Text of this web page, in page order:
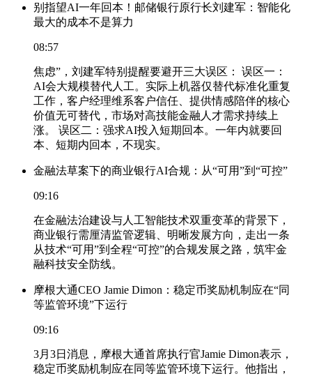
别指望AI一年回本！邮储银行原行长刘建军：智能化
最大的成本不是算力
08:57
焦虑”，刘建军特别提醒要避开三大误区： 误区一：
AI会大规模替代人工。实际上机器仅替代标准化重复
工作，客户经理维系客户信任、提供情感陪伴的核心
价值无可替代，市场对高技能金融人才需求持续上
涨。 误区二：强求AI投入短期回本。一年内就要回
本、短期内回本，不现实。
金融法草案下的商业银行AI合规：从“可用”到“可控”
09:16
在金融法治建设与人工智能技术双重变革的背景下，
商业银行需厘清监管逻辑、明晰发展方向，走出一条
从技术“可用”到全程“可控”的合规发展之路，筑牢金
融科技安全防线。
摩根大通CEO Jamie Dimon：稳定币奖励机制应在“同
等监管环境”下运行
09:16
3月3日消息，摩根大通首席执行官Jamie Dimon表示，
稳定币奖励机制应在同等监管环境下运行。他指出，